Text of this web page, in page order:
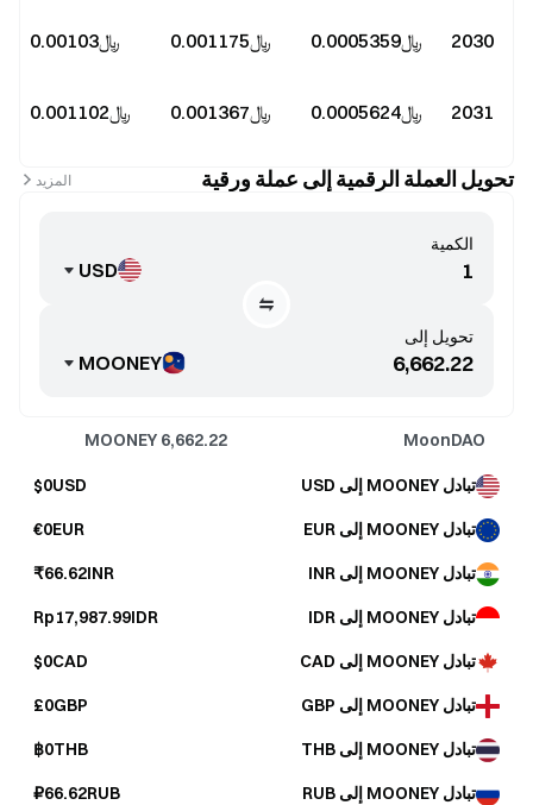
2030 ﷼‎0.0005359 ﷼‎0.001175 ﷼‎0.00103
2031 ﷼‎0.0005624 ﷼‎0.001367 ﷼‎0.001102
تحويل العملة الرقمية إلى عملة ورقية المزيد
تحويل إلى
MOONEY
الكمية
USD
MoonDAO
6,662.22
MOONEY
تبادل MOONEY إلى USD $0USD
تبادل MOONEY إلى EUR €0EUR
تبادل MOONEY إلى INR ₹66.62INR
تبادل MOONEY إلى IDR Rp17,987.99IDR
تبادل MOONEY إلى CAD $0CAD
تبادل MOONEY إلى GBP £0GBP
تبادل MOONEY إلى THB ฿0THB
تبادل MOONEY إلى RUB ₽66.62RUB